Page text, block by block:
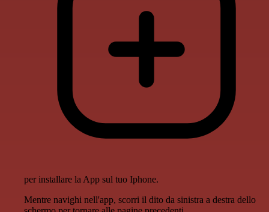
per installare la App sul tuo Iphone.
Mentre navighi nell'app, scorri il dito da sinistra a destra dello